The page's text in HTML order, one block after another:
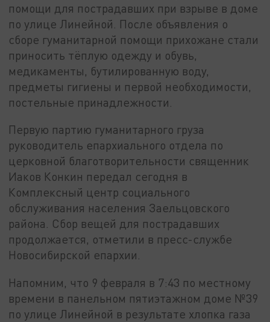
помощи для пострадавших при взрыве в доме
по улице Линейной. После объявления о
сборе гуманитарной помощи прихожане стали
приносить тёплую одежду и обувь,
медикаменты, бутилированную воду,
предметы гигиены и первой необходимости,
постельные принадлежности.
Первую партию гуманитарного груза
руководитель епархиального отдела по
церковной благотворительности священник
Иаков Конкин передал сегодня в
Комплексный центр социального
обслуживания населения Заельцовского
района. Сбор вещей для пострадавших
продолжается, отметили в пресс-службе
Новосибирской епархии.
Напомним, что 9 февраля в 7:43 по местному
времени в панельном пятиэтажном доме №39
по улице Линейной в результате хлопка газа